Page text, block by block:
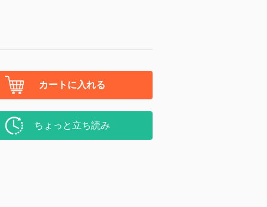
カートに入れる
ちょっと立ち読み